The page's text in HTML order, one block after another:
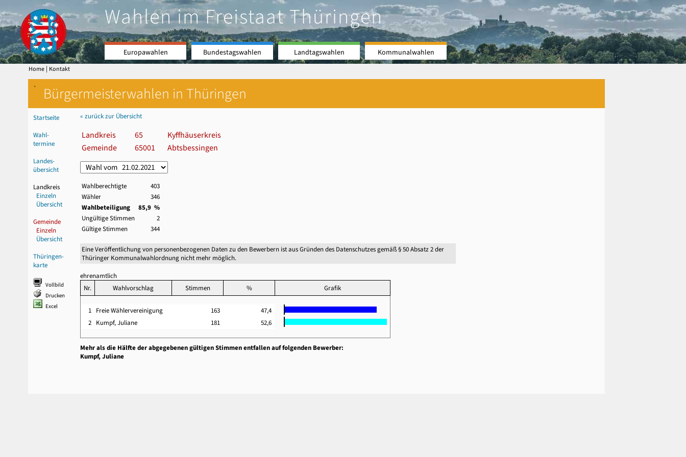
Wahlen im Freistaat Thüringen
Europawahlen Bundestagswahlen Landtagswahlen Kommunalwahlen
Home | Kontakt
` Bürgermeisterwahlen in Thüringen
Startseite
Wahl-
termine
Landes-
übersicht
Landkreis
Einzeln
Übersicht
Gemeinde
Einzeln
Übersicht
Thüringen-
karte
Vollbild
Drucken
Excel
« zurück zur Übersicht
Landkreis 65
Kyffhäuserkreis
Gemeinde
65001 Abtsbessingen
Wahlberechtigte
403
Wähler
346
Wahlbeteiligung
85,9 %
Ungültige Stimmen
2
Gültige Stimmen
344
Eine Veröffentlichung von personenbezogenen Daten zu den Bewerbern ist aus Gründen des Datenschutzes gemäß § 50 Absatz 2 der
Thüringer Kommunalwahlordnung nicht mehr möglich.
ehrenamtlich
Nr.
Wahlvorschlag Stimmen % Grafik
1 Freie Wählervereinigung 163
47,4
2 Kumpf, Juliane 181 52,6
Mehr als die Hälfte der abgegebenen gültigen Stimmen entfallen auf folgenden Bewerber:
Kumpf, Juliane